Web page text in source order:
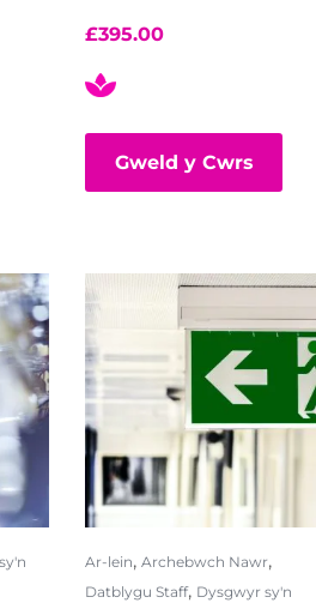
£395.00
Gweld y Cwrs
Ar-lein, Archebwch Nawr,
Datblygu Staff, Dysgwyr sy'n